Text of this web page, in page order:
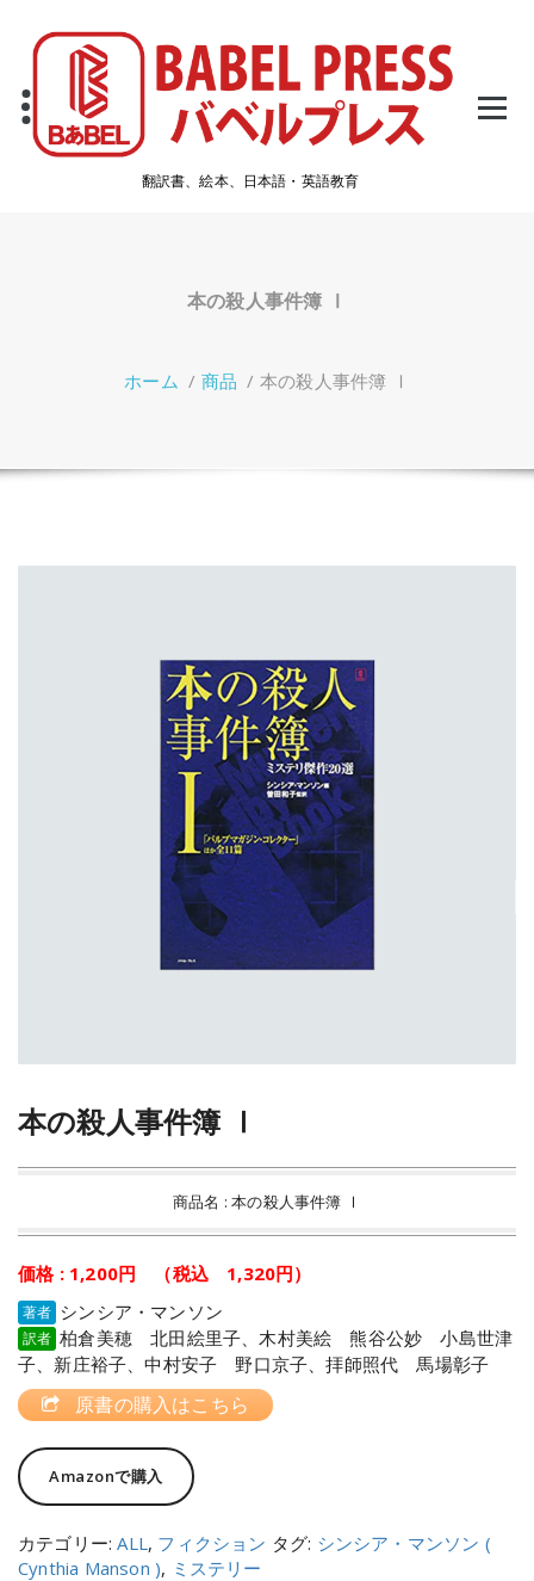
翻訳書、絵本、日本語・英語教育
本の殺人事件簿 Ⅰ
ホーム / 商品 / 本の殺人事件簿 Ⅰ
本の殺人事件簿 Ⅰ
商品名 : 本の殺人事件簿 Ⅰ
価格 : 1,200円 （税込 1,320円）
著者 シンシア・マンソン
訳者 柏倉美穂 北田絵里子、木村美絵 熊谷公妙 小島世津
子、新庄裕子、中村安子 野口京子、拝師照代 馬場彰子
原書の購入はこちら
Amazonで購入
カテゴリー:ALL , フィクション タグ: シンシア・マンソン (
Cynthia Manson ), ミステリー